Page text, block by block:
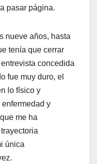
pasar página.
nueve años, hasta
tenía que cerrar
concedida
fue muy duro, el
lo físico y
y
me ha
única